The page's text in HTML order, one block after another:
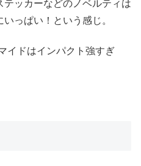
ッカーなどのノベルティは
っぱい！という感じ。
イドはインパクト強すぎ